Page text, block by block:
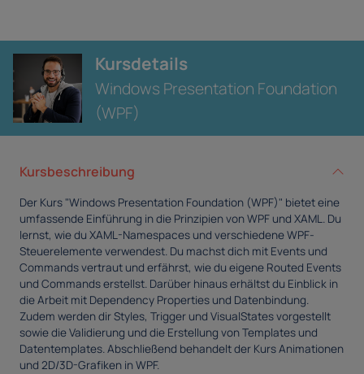
Kursdetails
Windows Presentation Foundation
(WPF)
Kursbeschreibung
Der Kurs "Windows Presentation Foundation (WPF)" bietet eine
umfassende Einführung in die Prinzipien von WPF und XAML. Du
lernst, wie du XAML-Namespaces und verschiedene WPF-
Steuerelemente verwendest. Du machst dich mit Events und
Commands vertraut und erfährst, wie du eigene Routed Events
und Commands erstellst. Darüber hinaus erhältst du Einblick in
die Arbeit mit Dependency Properties und Datenbindung.
Zudem werden dir Styles, Trigger und VisualStates vorgestellt
sowie die Validierung und die Erstellung von Templates und
Datentemplates. Abschließend behandelt der Kurs Animationen
und 2D/3D-Grafiken in WPF.